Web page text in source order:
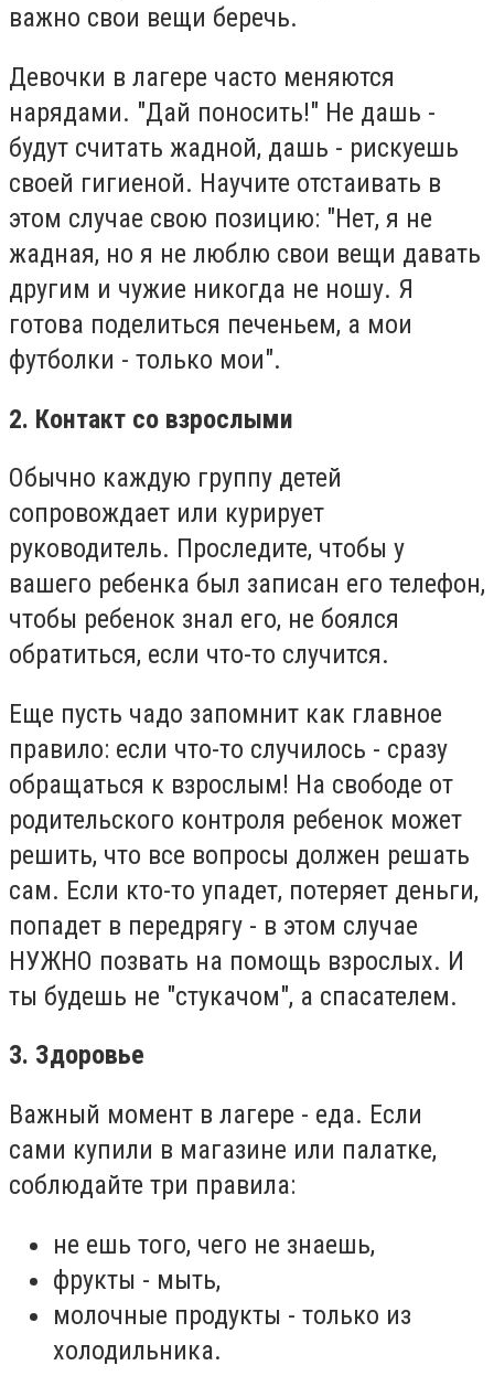
важно свои вещи беречь.
Девочки в лагере часто меняются
нарядами. "Дай поносить!" Не дашь -
будут считать жадной, дашь - рискуешь
своей гигиеной. Научите отстаивать в
этом случае свою позицию: "Нет, я не
жадная, но я не люблю свои вещи давать
другим и чужие никогда не ношу. Я
готова поделиться печеньем, а мои
футболки - только мои".
2. Контакт со взрослыми
Обычно каждую группу детей
сопровождает или курирует
руководитель. Проследите, чтобы у
вашего ребенка был записан его телефон,
чтобы ребенок знал его, не боялся
обратиться, если что-то случится.
Еще пусть чадо запомнит как главное
правило: если что-то случилось - сразу
обращаться к взрослым! На свободе от
родительского контроля ребенок может
решить, что все вопросы должен решать
сам. Если кто-то упадет, потеряет деньги,
попадет в передрягу - в этом случае
НУЖНО позвать на помощь взрослых. И
ты будешь не "стукачом", а спасателем.
3. Здоровье
Важный момент в лагере - еда. Если
сами купили в магазине или палатке,
соблюдайте три правила:
не ешь того, чего не знаешь,
фрукты - мыть,
молочные продукты - только из
холодильника.